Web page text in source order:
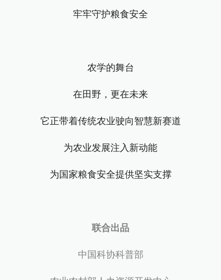
牢牢守护粮食安全
农学的舞台
在田野，更在未来
它正带着传统农业驶向智慧新赛道
为农业发展注入新动能
为国家粮食安全提供坚实支撑
联合出品
中国科协科普部